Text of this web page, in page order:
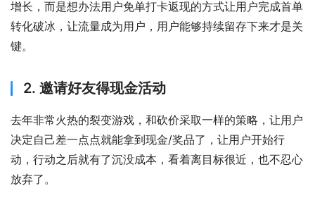
增长，而是想办法用户免单打卡返现的方式让用户完成首单
转化破冰，让流量成为用户，用户能够持续留存下来才是关
键。
2. 邀请好友得现金活动
去年非常火热的裂变游戏，和砍价采取一样的策略，让用户
决定自己差一点点就能拿到现金/奖品了，让用户开始行
动，行动之后就有了沉没成本，看着离目标很近，也不忍心
放弃了。